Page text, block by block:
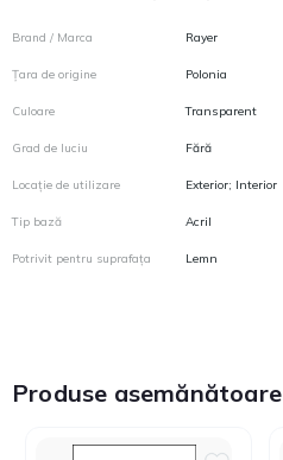
Brand / Marca Rayer
Țara de origine Polonia
Culoare Transparent
Grad de luciu Fără
Locație de utilizare Exterior; Interior
Tip bază Acril
Potrivit pentru suprafața Lemn
Produse asemănătoare